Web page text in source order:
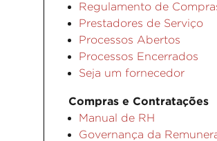
Regulamento de
Prestadores de Serviço
Processos Abertos
Processos Encerrados
Seja um fornecedor
Compras e Contratações
Manual de RH
Governança da